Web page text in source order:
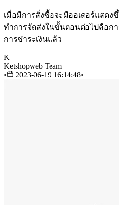
เมื่อมีการสั่งซื้อจะมีออเดอร์แสดง
ทำการจัดส่งในขั้นตอนต่อไปคือก
การชำระเงินแล้ว
K
Ketshopweb Team
•
2023-06-19 16:14:48•